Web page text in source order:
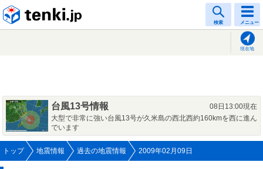
検索 メニュー
現在地
台風13号情報
08日13:00現在
大型で非常に強い台風13号が久米島の西北西約160kmを西に進ん
でいます
トップ 地震情報 過去の地震情報 2009年02月09日